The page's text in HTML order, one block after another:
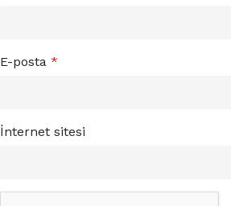
E-posta *
İnternet sitesi